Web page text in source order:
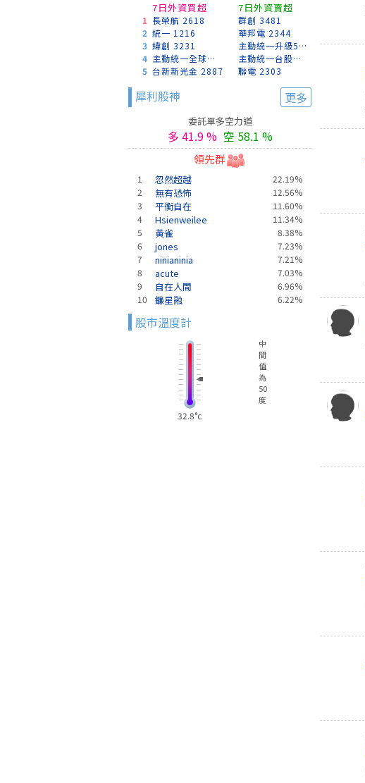
1
2
3
4
5
7日外資買超
長榮航 2618
統一 1216
緯創 3231
主動統一全球創新 00988A
台新新光金 2887
7日外資賣超
群創 3481
華邦電 2344
主動統一升級50 00403A
主動統一台股增長 00981A
聯電 2303
犀利股神 更多
委託單多空力道
多 41.9 % 空 58.1 %
領先群
1 忽然超越
22.19%
2
無有恐怖
12.56%
3
平衡自在
11.60%
4
Hsienweilee
11.34%
5
黃雀
8.38%
6
jones
7.23%
7
ninianinia
7.21%
8
acute
7.03%
9
自在人間
6.96%
10
鐮星融 6.22%
股市溫度計
中
間
值
為
50
度
32.8°c